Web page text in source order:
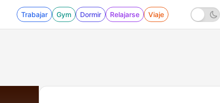
Trabajar Gym Dormir Relajarse Viaje